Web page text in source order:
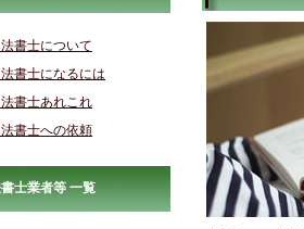
書士について
書士になるには
書士あれこれ
書士への依頼
士業者等 一覧